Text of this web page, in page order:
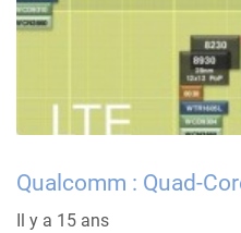
Qualcomm : Quad-
Il y a 15 ans